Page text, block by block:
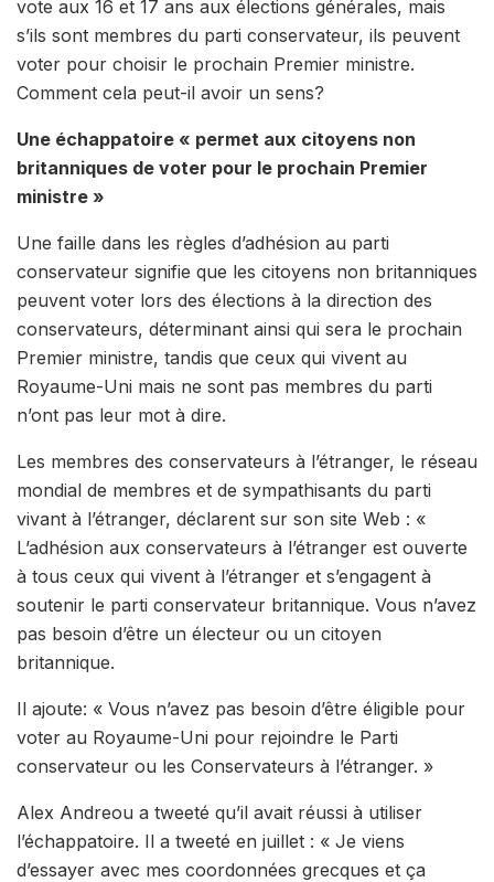
vote aux 16 et 17 ans aux élections générales, mais
s’ils sont membres du parti conservateur, ils peuvent
voter pour choisir le prochain Premier ministre.
Comment cela peut-il avoir un sens?
Une échappatoire « permet aux citoyens non
britanniques de voter pour le prochain Premier
ministre »
Une faille dans les règles d’adhésion au parti
conservateur signifie que les citoyens non britanniques
peuvent voter lors des élections à la direction des
conservateurs, déterminant ainsi qui sera le prochain
Premier ministre, tandis que ceux qui vivent au
Royaume-Uni mais ne sont pas membres du parti
n’ont pas leur mot à dire.
Les membres des conservateurs à l’étranger, le réseau
mondial de membres et de sympathisants du parti
vivant à l’étranger, déclarent sur son site Web : «
L’adhésion aux conservateurs à l’étranger est ouverte
à tous ceux qui vivent à l’étranger et s’engagent à
soutenir le parti conservateur britannique. Vous n’avez
pas besoin d’être un électeur ou un citoyen
britannique.
Il ajoute: « Vous n’avez pas besoin d’être éligible pour
voter au Royaume-Uni pour rejoindre le Parti
conservateur ou les Conservateurs à l’étranger. »
Alex Andreou a tweeté qu’il avait réussi à utiliser
l’échappatoire. Il a tweeté en juillet : « Je viens
d’essayer avec mes coordonnées grecques et ça